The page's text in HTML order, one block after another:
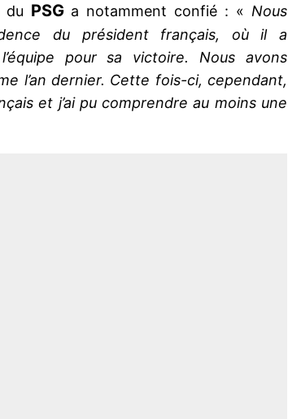
du PSG a notamment confié : «Nous
du président français, où il a
pour sa victoire. Nous avons
l’an dernier. Cette fois-ci, cependant,
et j’ai pu comprendre au moins une